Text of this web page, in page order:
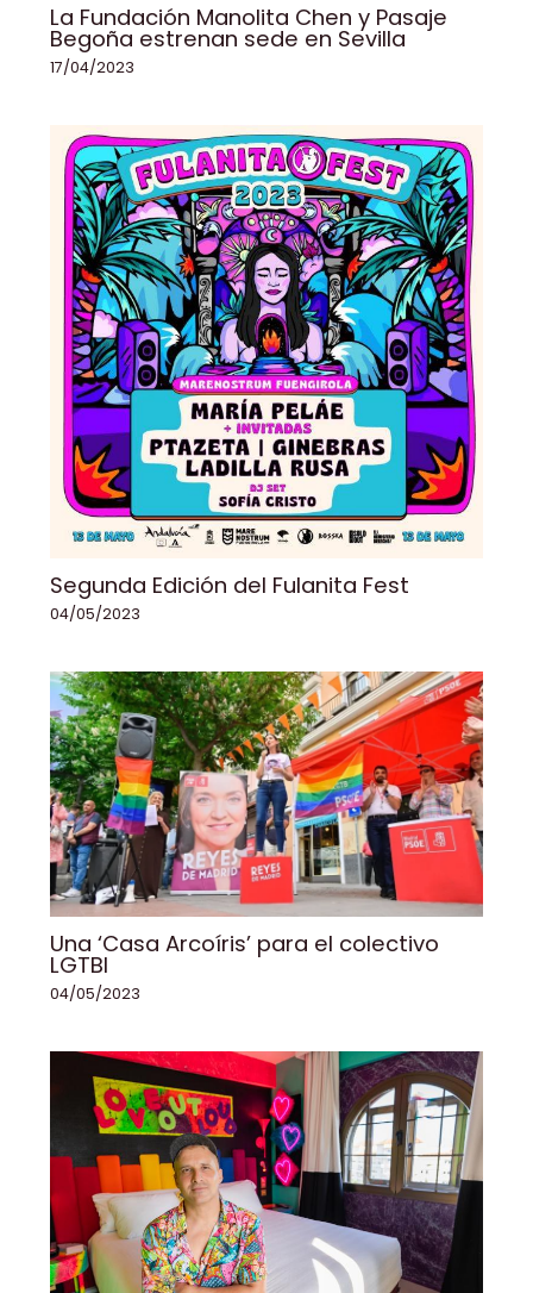
La Fundación Manolita Chen y Pasaje
Begoña estrenan sede en Sevilla
17/04/2023
Segunda Edición del Fulanita Fest
04/05/2023
Una ‘Casa Arcoíris’ para el colectivo
LGTBI
04/05/2023